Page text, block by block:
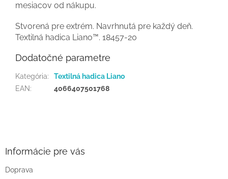
mesiacov od nákupu.
Stvorená pre extrém. Navrhnutá pre každý deň.
Textilná hadica Liano™. 18457-20
Dodatočné parametre
Kategória:
Textilná hadica Liano
EAN: 4066407501768
Informácie pre vás
Doprava